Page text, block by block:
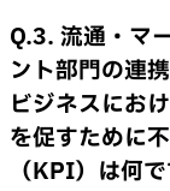
Q.3. 流通・マ
ント部門の連
ビジネスにお
を促すために
（KPI）は何